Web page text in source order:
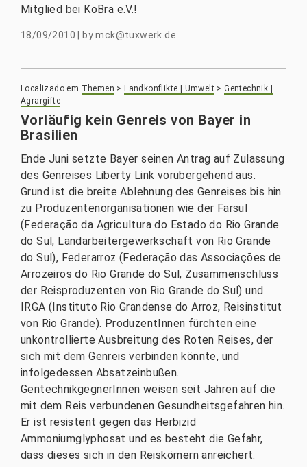
Mitglied bei KoBra e.V.!
18/09/2010 bymck@tuxwerk.de
Localizado em Themen > Landkonflikte | Umwelt >Gentechnik |
Agrargifte
Vorläufig kein Genreis von Bayer in
Brasilien
Ende Juni setzte Bayer seinen Antrag auf Zulassung
des Genreises Liberty Link vorübergehend aus.
Grund ist die breite Ablehnung des Genreises bis hin
zu Produzentenorganisationen wie der Farsul
(Federação da Agricultura do Estado do Rio Grande
do Sul, Landarbeitergewerkschaft von Rio Grande
do Sul), Federarroz (Federação das Associações de
Arrozeiros do Rio Grande do Sul, Zusammenschluss
der Reisproduzenten von Rio Grande do Sul) und
IRGA (Instituto Rio Grandense do Arroz, Reisinstitut
von Rio Grande). ProduzentInnen fürchten eine
unkontrollierte Ausbreitung des Roten Reises, der
sich mit dem Genreis verbinden könnte, und
infolgedessen Absatzeinbußen.
GentechnikgegnerInnen weisen seit Jahren auf die
mit dem Reis verbundenen Gesundheitsgefahren hin.
Er ist resistent gegen das Herbizid
Ammoniumglyphosat und es besteht die Gefahr,
dass dieses sich in den Reiskörnern anreichert.